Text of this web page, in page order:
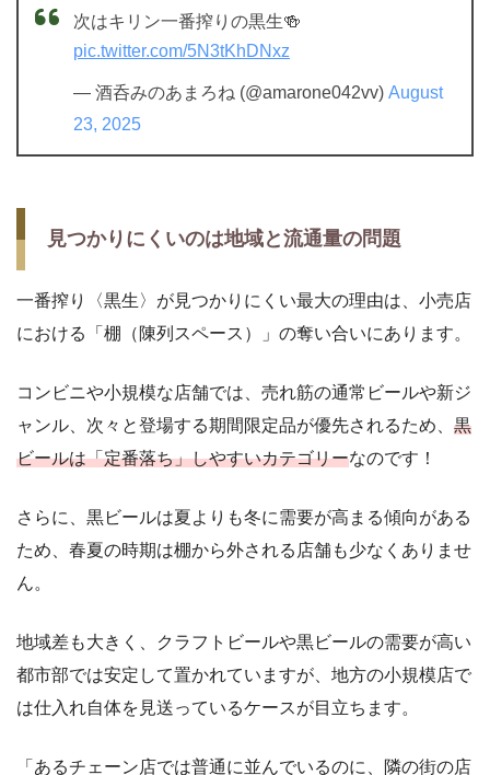
次はキリン一番搾りの黒生🍻
pic.twitter.com/5N3tKhDNxz
— 酒呑みのあまろね (@amarone042vv) August
23, 2025
見つかりにくいのは地域と流通量の問題
一番搾り〈黒生〉が見つかりにくい最大の理由は、小売店
における「棚（陳列スペース）」の奪い合いにあります。
コンビニや小規模な店舗では、売れ筋の通常ビールや新ジ
ャンル、次々と登場する期間限定品が優先されるため、 黒
ビールは「定番落ち」しやすいカテゴリーなのです！
さらに、黒ビールは夏よりも冬に需要が高まる傾向がある
ため、春夏の時期は棚から外される店舗も少なくありませ
ん。
地域差も大きく、クラフトビールや黒ビールの需要が高い
都市部では安定して置かれていますが、地方の小規模店で
は仕入れ自体を見送っているケースが目立ちます。
「あるチェーン店では普通に並んでいるのに、隣の街の店